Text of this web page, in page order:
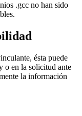
.gcc no han sido
ésta puede
o en la solicitud ante
la información